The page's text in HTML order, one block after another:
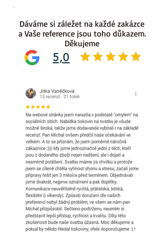
.
5,0
Dáváme si záležet na každé zakázce
a Vaše reference jsou toho důkazem.
Děkujeme